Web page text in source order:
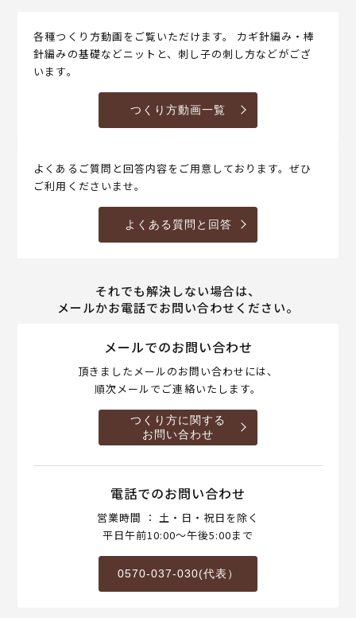
各種つくり方動画をご覧いただけます。 カギ針編み・棒
針編みの基礎などニットと、刺し子の刺し方などがござ
います。
つくり方動画一覧
よくあるご質問と回答内容をご用意しております。ぜひ
ご利用くださいませ。
よくある質問と回答
それでも解決しない場合は、
メールかお電話でお問い合わせください。
メールでのお問い合わせ
頂きましたメールのお問い合わせには、
順次メールでご連絡いたします。
つくり方に関する
お問い合わせ
電話でのお問い合わせ
営業時間 ： 土・日・祝日を除く
平日午前10:00～午後5:00まで
0570-037-030(代表）